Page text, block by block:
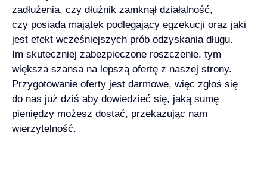
zadłużenia, czy dłużnik zamknął działalność,
czy posiada majątek podlegający egzekucji oraz jaki
jest efekt wcześniejszych prób odzyskania długu.
Im skuteczniej zabezpieczone roszczenie, tym
większa szansa na lepszą ofertę z naszej strony.
Przygotowanie oferty jest darmowe, więc zgłoś się
do nas już dziś aby dowiedzieć się, jaką sumę
pieniędzy możesz dostać, przekazując nam
wierzytelność.